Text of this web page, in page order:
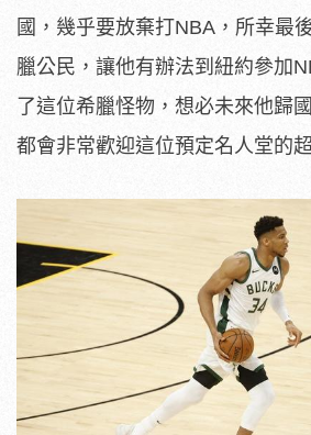
國，幾乎要放棄打NBA，所幸最
臘公民，讓他有辦法到紐約參加
了這位希臘怪物，想必未來他歸
都會非常歡迎這位預定名人堂的